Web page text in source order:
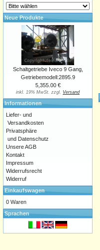
Neue Produkte
Schaltgetriebe Iveco 9 Gang,
Getriebemodell:2895.9
5,355.00 €
inkl. 19% MwSt. zzgl. Versand
Informationen
Liefer- und
Versandkosten
Privatsphäre
und Datenschutz
Unsere AGB
Kontakt
Impressum
Widerrufsrecht
Widerruf
Einkaufswagen
0 Waren
Sprachen